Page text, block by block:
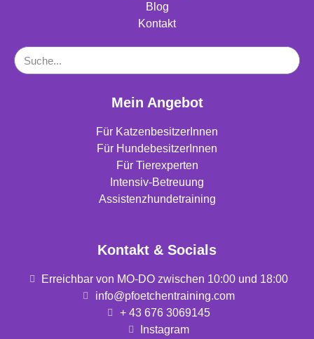
Blog
Kontakt
Mein Angebot
Für KatzenbesitzerInnen
Für HundebesitzerInnen
Für Tierexperten
Intensiv-Betreuung
Assistenzhundetraining
Kontakt & Socials
Erreichbar von MO-DO zwischen 10:00 und 18:00
info@pfoetchentraining.com
+ 43 676 3069145
Instagram